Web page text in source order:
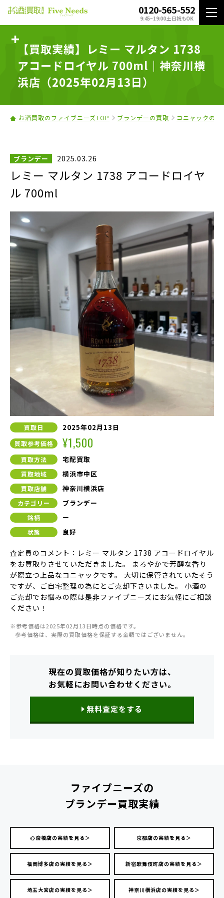
0120-565-552
9:45~19:00 土日祝もOK
【買取実績】レミー マルタン 1738
アコードロイヤル 700ml｜神奈川横
浜店（2025年02月13日）
お酒買取のファイブニーズTOP ブランデーの買取 コニャックの買
ブランデー 2025.03.26
レミー マルタン 1738 アコードロイヤ
ル 700ml
買取日 2025年02月13日
買取参考価格 ¥1,500
買取方法 宅配買取
買取地域 横浜市中区
買取店舗 神奈川横浜店
カテゴリー ブランデー
銘柄 ー
状態 良好
査定員のコメント：レミー マルタン 1738 アコードロイヤル
をお買取りさせていただきました。 まろやかで芳醇な香り
が際立つ上品なコニャックです。 大切に保管されていたそう
ですが、ご自宅整理の為にとご売却下さいました。 小酒の
ご売却でお悩みの際は是非ファイブニーズにお気軽にご相談
ください！
※参考価格は2025年02月13日時点の価格です。
参考価格は、実際の買取価格を保証する金額ではございません。
現在の買取価格が知りたい方は、
お気軽にお問い合わせください。
無料査定をする
ファイブニーズの
ブランデー買取実績
心斎橋店の実績を見る＞ 京都店の実績を見る＞
福岡博多店の実績を見る＞ 新宿歌舞伎町店の実績を見る＞
埼玉大宮店の実績を見る＞ 神奈川横浜店の実績を見る＞